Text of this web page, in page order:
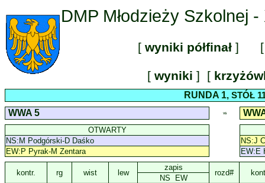
DMP Młodzieży Szkolnej
[wyniki półfinał ] [
[ wyniki ] [
RUNDA 1, STÓŁ
WWA 5 VS
OTWARTY
NS:M Podgórski-D Daśko
NS:J
EW:P Pyrak-M Zentara
EW:E
kontr. rg wist lew
zapis
rozd#
NS EW